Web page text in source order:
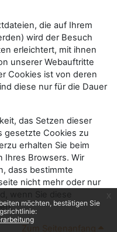
möchten, bestätigen Sie
die auf Ihrem
wird der Besuch
erleichtert, mit ihnen
unserer Webauftritte
Cookies ist von deren
diese nur für die Dauer
das Setzen dieser
gesetzte Cookies zu
erhalten Sie beim
Ihres Browsers. Wir
dass bestimmte
nicht mehr oder nur